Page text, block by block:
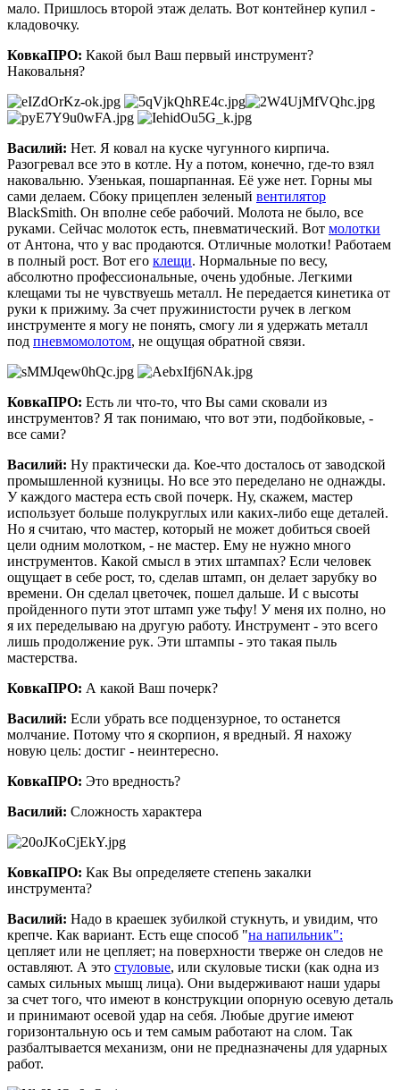
мало. Пришлось второй этаж делать. Вот контейнер купил -
кладовочку.
КовкаПРО: Какой был Ваш первый инструмент?
Наковальня?
Василий: Нет. Я ковал на куске чугунного кирпича.
Разогревал все это в котле. Ну а потом, конечно, где-то взял
наковальню. Узенькая, пошарпанная. Её уже нет. Горны мы
сами делаем. Сбоку прицеплен зеленый вентилятор
BlackSmith. Он вполне себе рабочий. Молота не было, все
руками. Сейчас молоток есть, пневматический. Вот молотки
от Антона, что у вас продаются. Отличные молотки! Работаем
в полный рост. Вот его клещи. Нормальные по весу,
абсолютно профессиональные, очень удобные. Легкими
клещами ты не чувствуешь металл. Не передается кинетика от
руки к прижиму. За счет пружинистости ручек в легком
инструменте я могу не понять, смогу ли я удержать металл
под пневмомолотом, не ощущая обратной связи.
КовкаПРО: Есть ли что-то, что Вы сами сковали из
инструментов? Я так понимаю, что вот эти, подбойковые, -
все сами?
Василий: Ну практически да. Кое-что досталось от заводской
промышленной кузницы. Но все это переделано не однажды.
У каждого мастера есть свой почерк. Ну, скажем, мастер
использует больше полукруглых или каких-либо еще деталей.
Но я считаю, что мастер, который не может добиться своей
цели одним молотком, - не мастер. Ему не нужно много
инструментов. Какой смысл в этих штампах? Если человек
ощущает в себе рост, то, сделав штамп, он делает зарубку во
времени. Он сделал цветочек, пошел дальше. И с высоты
пройденного пути этот штамп уже тьфу! У меня их полно, но
я их переделываю на другую работу. Инструмент - это всего
лишь продолжение рук. Эти штампы - это такая пыль
мастерства.
КовкаПРО: А какой Ваш почерк?
Василий: Если убрать все подцензурное, то останется
молчание. Потому что я скорпион, я вредный. Я нахожу
новую цель: достиг - неинтересно.
КовкаПРО: Это вредность?
Василий: Сложность характера
КовкаПРО: Как Вы определяете степень закалки
инструмента?
Василий: Надо в краешек зубилкой стукнуть, и увидим, что
крепче. Как вариант. Есть еще способ "на напильник":
цепляет или не цепляет; на поверхности тверже он следов не
оставляют. А это стуловые, или скуловые тиски (как одна из
самых сильных мышц лица). Они выдерживают наши удары
за счет того, что имеют в конструкции опорную осевую деталь
и принимают осевой удар на себя. Любые другие имеют
горизонтальную ось и тем самым работают на слом. Так
разбалтывается механизм, они не предназначены для ударных
работ.